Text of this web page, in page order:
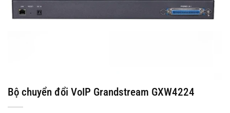
Bộ chuyển đổi VoIP Grandstream GXW4224